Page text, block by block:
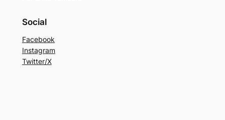
Social
Facebook
Instagram
Twitter/X